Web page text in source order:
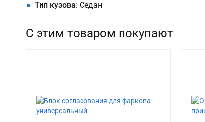
Тип кузова: Седан
С этим товаром покупают